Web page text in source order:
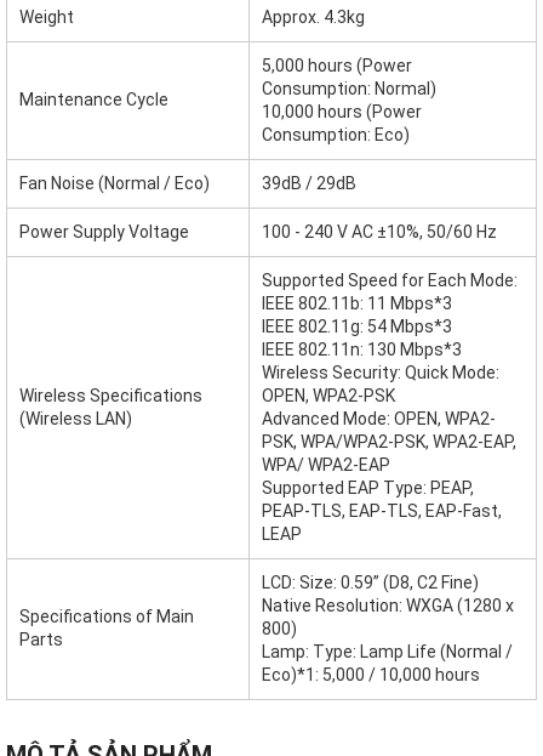
Weight Approx. 4.3kg
Maintenance Cycle
5,000 hours (Power
Consumption: Normal)
10,000 hours (Power
Consumption: Eco)
Fan Noise (Normal / Eco) 39dB / 29dB
Power Supply Voltage 100 - 240 V AC ±10%, 50/60 Hz
Wireless Specifications
(Wireless LAN)
Supported Speed for Each Mode:
IEEE 802.11b: 11 Mbps*3
IEEE 802.11g: 54 Mbps*3
IEEE 802.11n: 130 Mbps*3
Wireless Security: Quick Mode:
OPEN, WPA2-PSK
Advanced Mode: OPEN, WPA2-
PSK, WPA/WPA2-PSK, WPA2-EAP,
WPA/ WPA2-EAP
Supported EAP Type: PEAP,
PEAP-TLS, EAP-TLS, EAP-Fast,
LEAP
Specifications of Main
Parts
LCD: Size: 0.59” (D8, C2 Fine)
Native Resolution: WXGA (1280 x
800)
Lamp: Type: Lamp Life (Normal /
Eco)*1: 5,000 / 10,000 hours